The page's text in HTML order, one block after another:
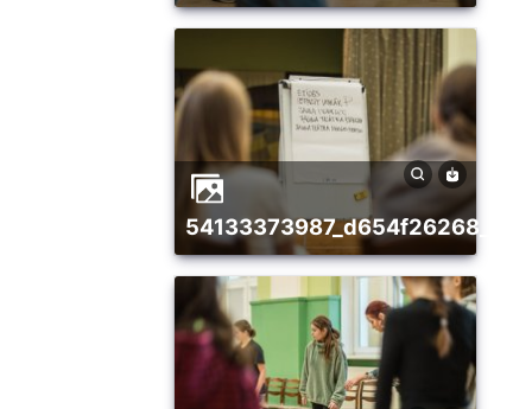
54133373987_d654f26268_w